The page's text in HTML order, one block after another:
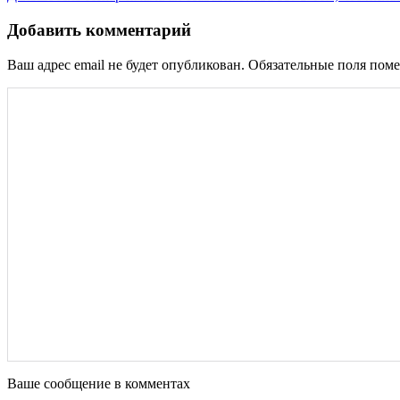
по
записям
Добавить комментарий
Ваш адрес email не будет опубликован. Обязательные поля
Ваше сообщение в комментах